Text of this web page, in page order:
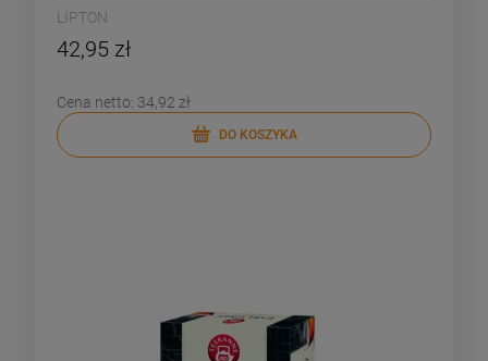
LIPTON
42,95 zł
Cena netto: 34,92 zł
DO KOSZYKA